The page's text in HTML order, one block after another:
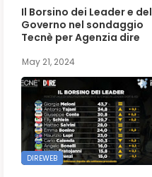
Il Borsino dei Leader e del
Governo nel sondaggio
Tecnè per Agenzia dire
May 21, 2024
DIREWEB